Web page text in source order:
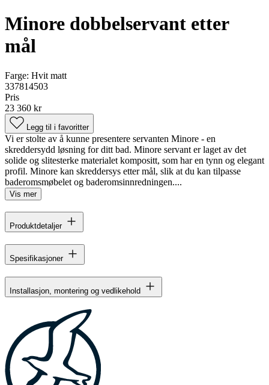
Minore dobbelservant etter
mål
Farge: Hvit matt
337814503
Pris
23 360 kr
Legg til i favoritter
Vi er stolte av å kunne presentere servanten Minore - en
skreddersydd løsning for ditt bad. Minore servant er laget av det
solide og slitesterke materialet kompositt, som har en tynn og elegant
profil. Minore kan skreddersys etter mål, slik at du kan tilpasse
baderomsmøbelet og baderomsinnredningen....
Vis mer
Produktdetaljer
Spesifikasjoner
Installasjon, montering og vedlikehold